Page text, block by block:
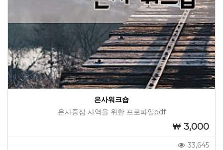
은사워크숍
은사중심 사역을 위한 프로파일pdf
3,000
33,645